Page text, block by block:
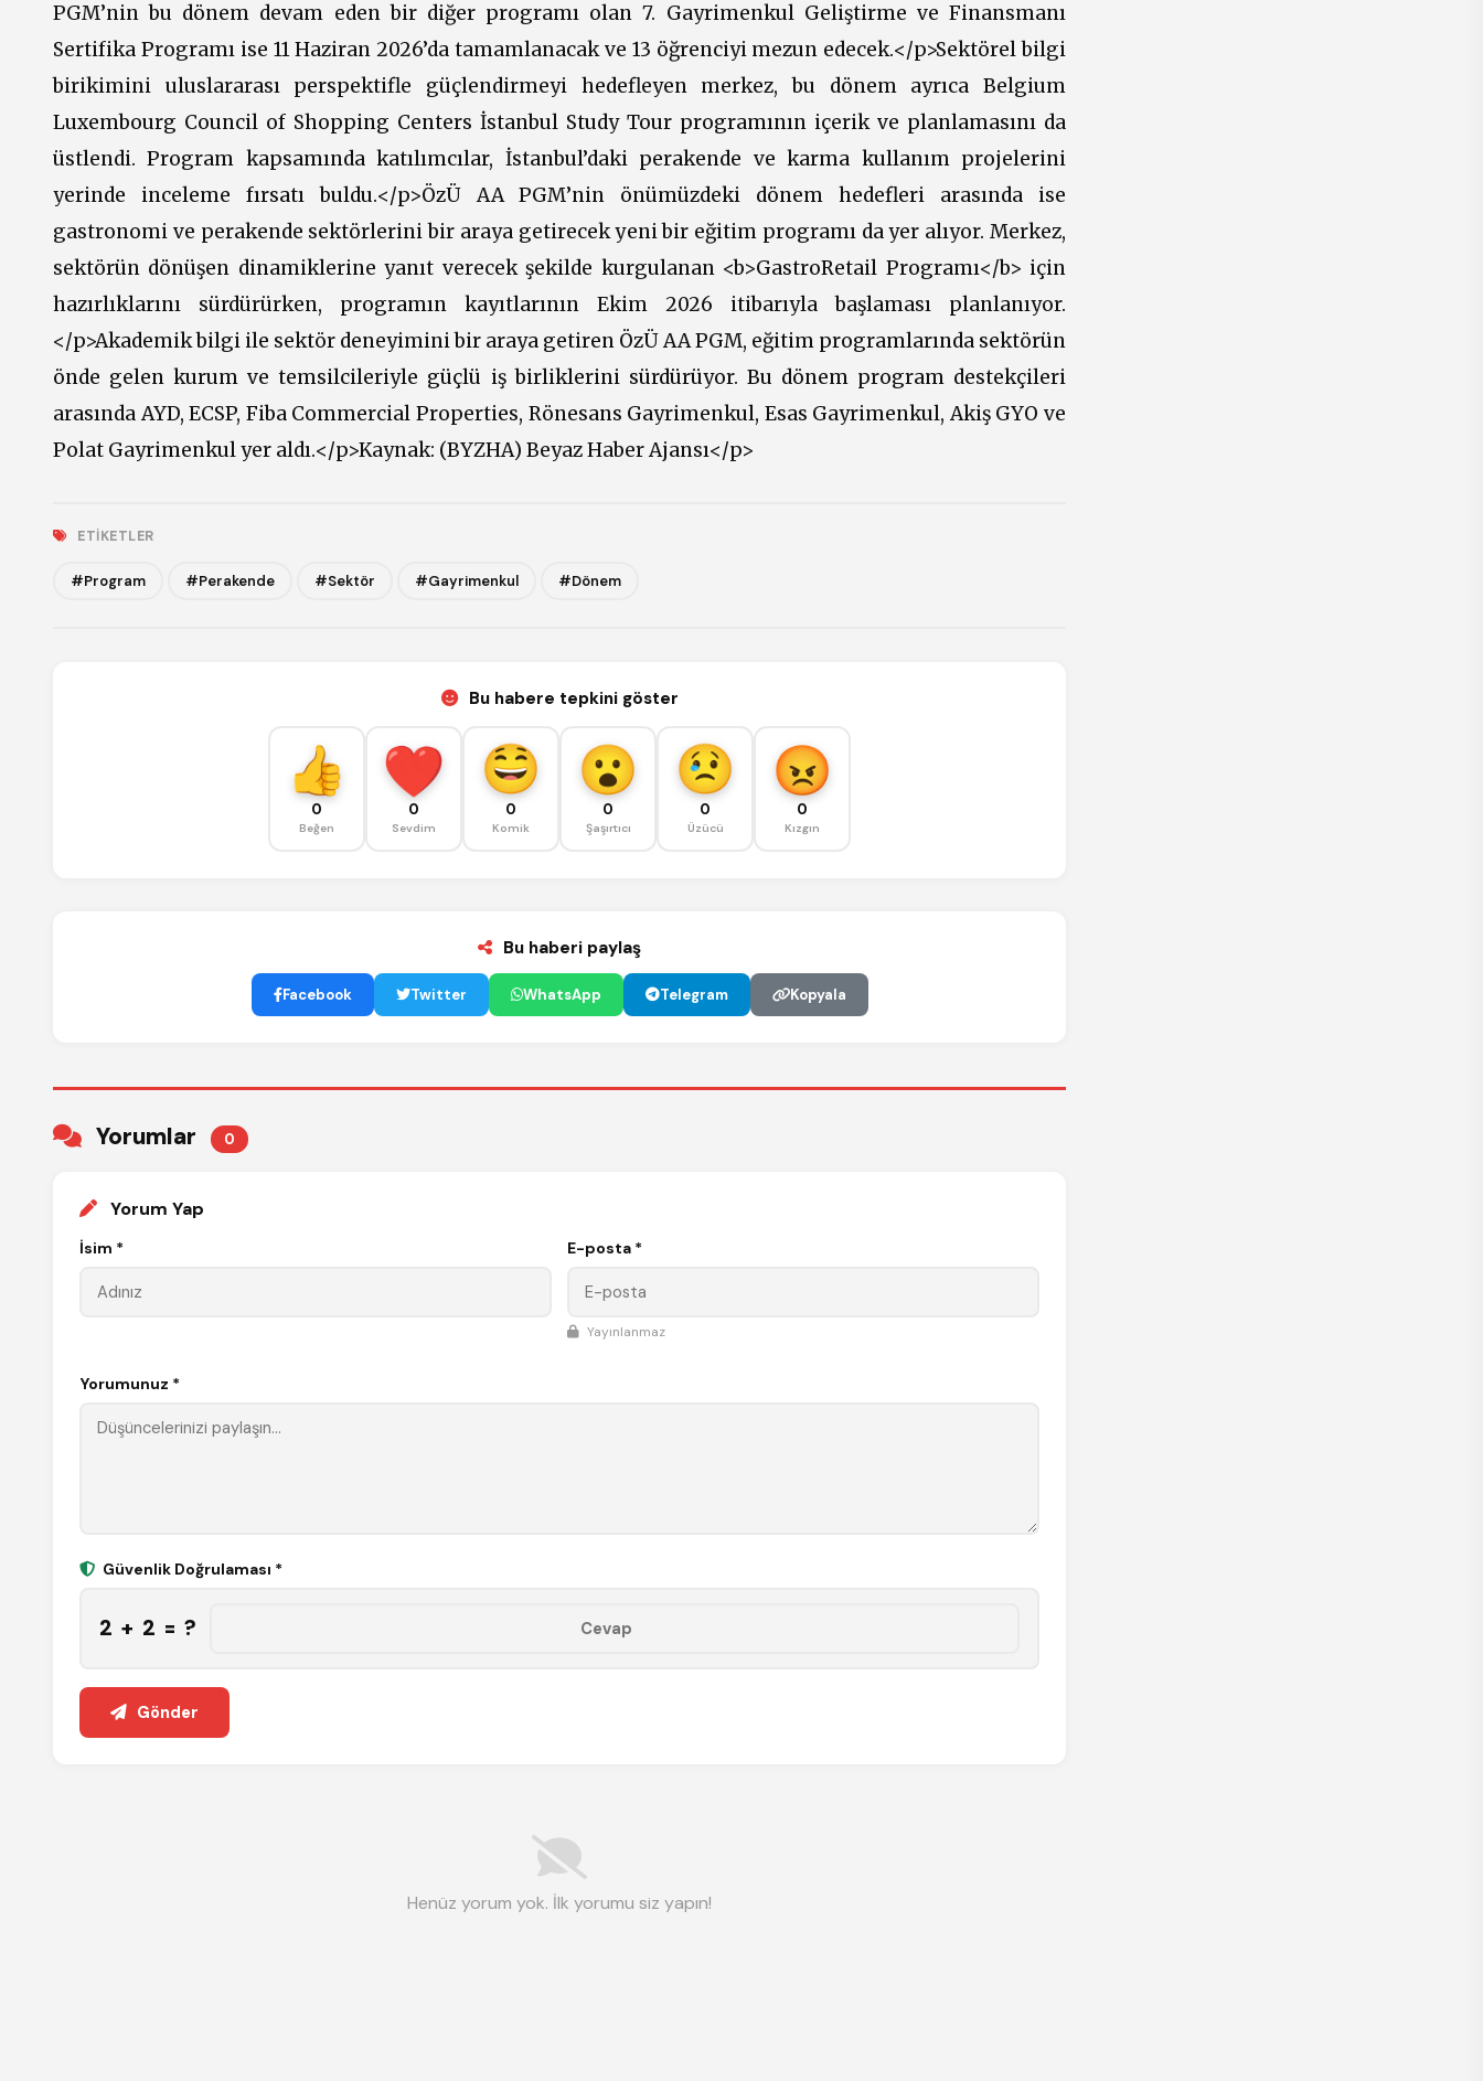
PGM’nin bu dönem devam eden bir diğer programı olan 7. Gayrimenkul Geliştirme ve Finansmanı
Sertifika Programı ise 11 Haziran 2026’da tamamlanacak ve 13 öğrenciyi mezun edecek.</p>Sektörel bilgi
birikimini uluslararası perspektifle güçlendirmeyi hedefleyen merkez, bu dönem ayrıca Belgium
Luxembourg Council of Shopping Centers İstanbul Study Tour programının içerik ve planlamasını da
üstlendi. Program kapsamında katılımcılar, İstanbul’daki perakende ve karma kullanım projelerini
yerinde inceleme fırsatı buldu.</p>ÖzÜ AA PGM’nin önümüzdeki dönem hedefleri arasında ise
gastronomi ve perakende sektörlerini bir araya getirecek yeni bir eğitim programı da yer alıyor. Merkez,
sektörün dönüşen dinamiklerine yanıt verecek şekilde kurgulanan <b>GastroRetail Programı</b> için
hazırlıklarını sürdürürken, programın kayıtlarının Ekim 2026 itibarıyla başlaması planlanıyor.
</p>Akademik bilgi ile sektör deneyimini bir araya getiren ÖzÜ AA PGM, eğitim programlarında sektörün
önde gelen kurum ve temsilcileriyle güçlü iş birliklerini sürdürüyor. Bu dönem program destekçileri
arasında AYD, ECSP, Fiba Commercial Properties, Rönesans Gayrimenkul, Esas Gayrimenkul, Akiş GYO ve
Polat Gayrimenkul yer aldı.</p>Kaynak: (BYZHA) Beyaz Haber Ajansı</p>
ETIKETLER
#Program #Perakende #Sektör #Gayrimenkul #Dönem
Bu habere tepkini göster
0
Beğen
0
Sevdim
0
Komik
0
Şaşırtıcı
0
Üzücü
0
Kızgın
Bu haberi paylaş
Facebook Twitter WhatsApp Telegram Kopyala
Yorumlar 0
Yorum Yap
İsim * E-posta *
Yayınlanmaz
Yorumunuz *
Güvenlik Doğrulaması *
2 + 2 = ?
Gönder
Henüz yorum yok. İlk yorumu siz yapın!